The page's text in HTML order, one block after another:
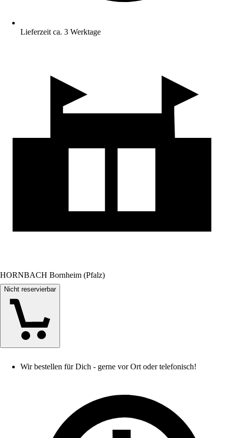
Lieferzeit ca. 3 Werktage
HORNBACH Bornheim (Pfalz)
Nicht reservierbar
Wir bestellen für Dich - gerne vor Ort oder telefonisch!